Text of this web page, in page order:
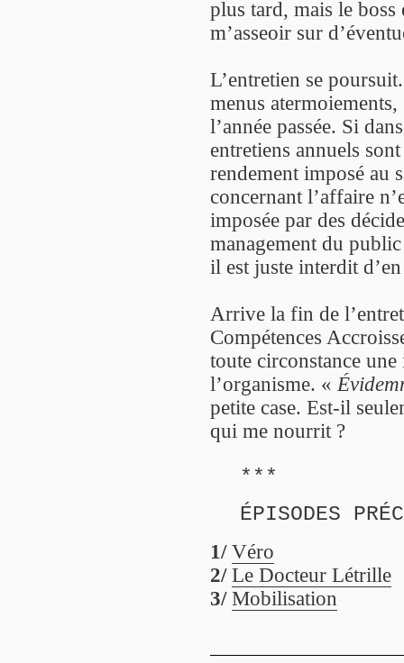
plus tard, mais le
m’asseoir sur
L’entretien se
menus
l’année passée. Si
entretiens annuels
rendement imposé au
concernant l’affaire
imposée par des
management du
il est juste interdit
Arrive la fin de
Compétences
toute circonstance
l’organisme. «
petite case. Est-il
qui me nourrit ?
***
ÉPISODES
1/ Véro
2/Le Docteur Létrille
3/ Mobilisation